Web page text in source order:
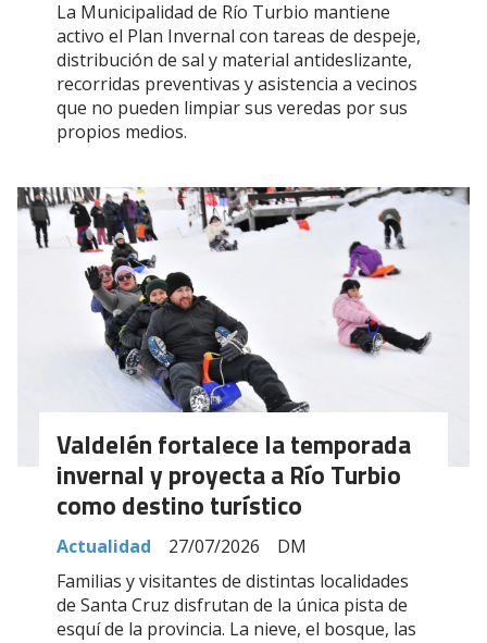
La Municipalidad de Río Turbio mantiene
activo el Plan Invernal con tareas de despeje,
distribución de sal y material antideslizante,
recorridas preventivas y asistencia a vecinos
que no pueden limpiar sus veredas por sus
propios medios.
Valdelén fortalece la temporada
invernal y proyecta a Río Turbio
como destino turístico
DM
Actualidad
27/07/2026
Familias y visitantes de distintas localidades
de Santa Cruz disfrutan de la única pista de
esquí de la provincia. La nieve, el bosque, las